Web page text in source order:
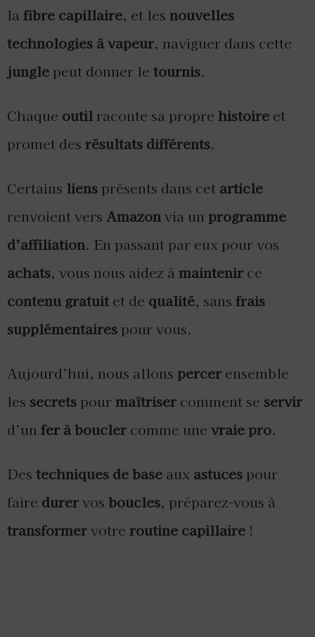
la fibre capillaire, et les nouvelles
technologies à vapeur, naviguer dans cette
jungle peut donner le tournis.
Chaque outil raconte sa propre histoire et
promet des résultats différents.
Certains liens présents dans cet article
renvoient vers Amazonvia un programme
d’affiliation. En passant par eux pour vos
achats, vous nous aidez à maintenir ce
contenu gratuit et de qualité, sans frais
supplémentaires pour vous.
Aujourd’hui, nous allons percer ensemble
les secrets pourmaîtriser comment se servir
d’un fer à boucler comme une vraie pro.
Des techniques de base aux astuces pour
faire durervos boucles, préparez-vous à
transformervotre routine capillaire !